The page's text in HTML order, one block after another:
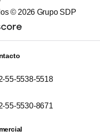
© 2026 Grupo SDP
55-5538-5518
55-5530-8671